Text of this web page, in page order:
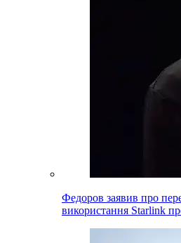
Федоров заявив про
використання Starlink